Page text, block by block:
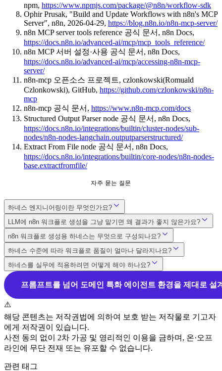
npm, https://www.npmjs.com/package/@n8n/workflow-sdk
Ophir Prusak, "Build and Update Workflows with n8n's MCP
Server", n8n, 2026-04-29, https://blog.n8n.io/n8n-mcp-server/
n8n MCP server tools reference 공식 문서, n8n Docs,
https://docs.n8n.io/advanced-ai/mcp/mcp_tools_reference/
n8n MCP 서버 설정·사용 공식 문서, n8n Docs,
https://docs.n8n.io/advanced-ai/mcp/accessing-n8n-mcp-
server/
n8n-mcp 오픈소스 프로젝트, czlonkowski(Romuald
Czlonkowski), GitHub, https://github.com/czlonkowski/n8n-
mcp
n8n-mcp 공식 문서, https://www.n8n-mcp.com/docs
Structured Output Parser node 공식 문서, n8n Docs,
https://docs.n8n.io/integrations/builtin/cluster-nodes/sub-
nodes/n8n-nodes-langchain.outputparserstructured/
Extract From File node 공식 문서, n8n Docs,
https://docs.n8n.io/integrations/builtin/core-nodes/n8n-nodes-
base.extractfromfile/
자주 묻는 질문
하네스 엔지니어링이란 무엇인가요?
LLM에 n8n 워크플로 생성을 그냥 맡기면 왜 결과가 좋지 않은가요?
n8n 워크플로 생성용 하네스는 무엇으로 구성되나요?
하네스 수준에 따라 워크플로 품질이 얼마나 달라지나요?
하네스를 실무에 적용하려면 어떻게 해야 하나요?
프롬프트를 넘어 도메인 특화 에이전트 환경을 제대로
⚠️
해당 콘텐츠는 저작권법에 의하여 보호 받는 저작물로 기고자
에게 저작권이 있습니다.
사전 동의 없이 2차 가공 및 영리적인 이용을 금하며, 온·오프
라인에 무단 전재 또는 유포할 수 없습니다.
관련 태그